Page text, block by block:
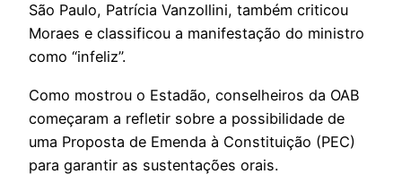
São Paulo, Patrícia Vanzollini, também criticou
Moraes e classificou a manifestação do ministro
como “infeliz”.
Como mostrou o Estadão, conselheiros da OAB
começaram a refletir sobre a possibilidade de
uma Proposta de Emenda à Constituição (PEC)
para garantir as sustentações orais.